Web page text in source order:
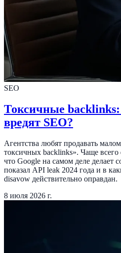
SEO
Токсичные
вредят SEO?
Агентства любят продавать
токсичных backlinks». Чаще
что Google на самом деле делает
показал API leak 2024 года и в
disavow действительно оправдан.
8 июля 2026 г.